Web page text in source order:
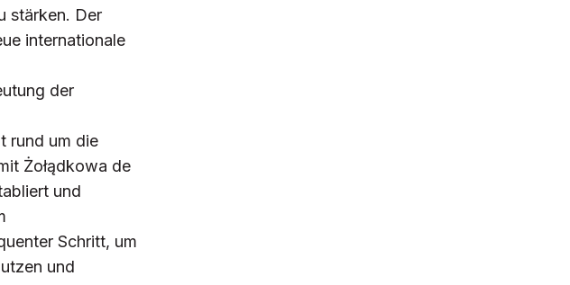
stärken. Der
internationale
der
rund um die
Żołądkowa de
und
Schritt, um
und